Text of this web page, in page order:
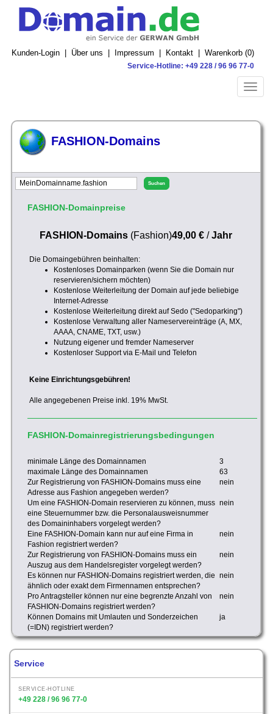
Kunden-Login Über uns Impressum Kontakt Warenkorb (0)
Service-Hotline: +49 228 / 96 96 77-0
Toggle
FASHION-Domains
FASHION-Domainpreise
FASHION-Domains(Fashion)49,00 €/Jahr
Die Domaingebühren beinhalten:
Kostenloses Domainparken (wenn Sie die Domain nur
reservieren/sichern möchten)
Kostenlose Weiterleitung der Domain auf jede beliebige
Internet-Adresse
Kostenlose Weiterleitung direkt auf Sedo ("Sedoparking")
Kostenlose Verwaltung aller Nameservereinträge (A, MX,
AAAA, CNAME, TXT, usw.)
Nutzung eigener und fremder Nameserver
Kostenloser Support via E-Mail und Telefon
Keine Einrichtungsgebühren!
Alle angegebenen Preise inkl. 19% MwSt.
FASHION-Domainregistrierungsbedingungen
minimale Länge des Domainnamen
3
maximale Länge des Domainnamen
63
Zur Registrierung von FASHION-Domains muss eine
Adresse aus Fashion angegeben werden?
nein
Um eine FASHION-Domain reservieren zu können, muss
eine Steuernummer bzw. die Personalausweisnummer
des Domaininhabers vorgelegt werden?
nein
Eine FASHION-Domain kann nur auf eine Firma in
Fashion registriert werden?
nein
Zur Registrierung von FASHION-Domains muss ein
Auszug aus dem Handelsregister vorgelegt werden?
nein
Es können nur FASHION-Domains registriert werden, die
ähnlich oder exakt dem Firmennamen entsprechen?
nein
Pro Antragsteller können nur eine begrenzte Anzahl von
FASHION-Domains registriert werden?
nein
Können Domains mit Umlauten und Sonderzeichen
(=IDN) registriert werden?
ja
Service
SERVICE-HOTLINE
+49 228 / 96 96 77-0